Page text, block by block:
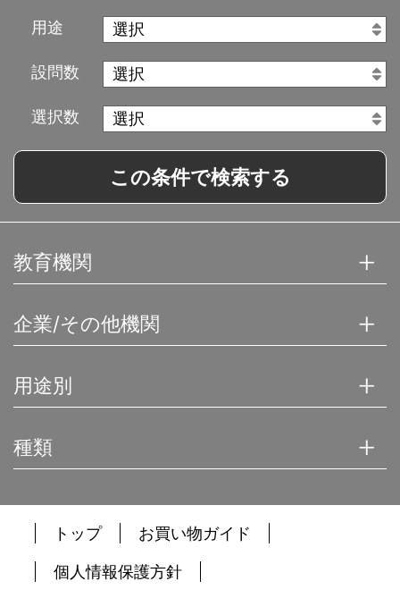
用途
設問数
選択数
この条件で検索する
教育機関
企業/その他機関
用途別
種類
トップ お買い物ガイド
個人情報保護方針